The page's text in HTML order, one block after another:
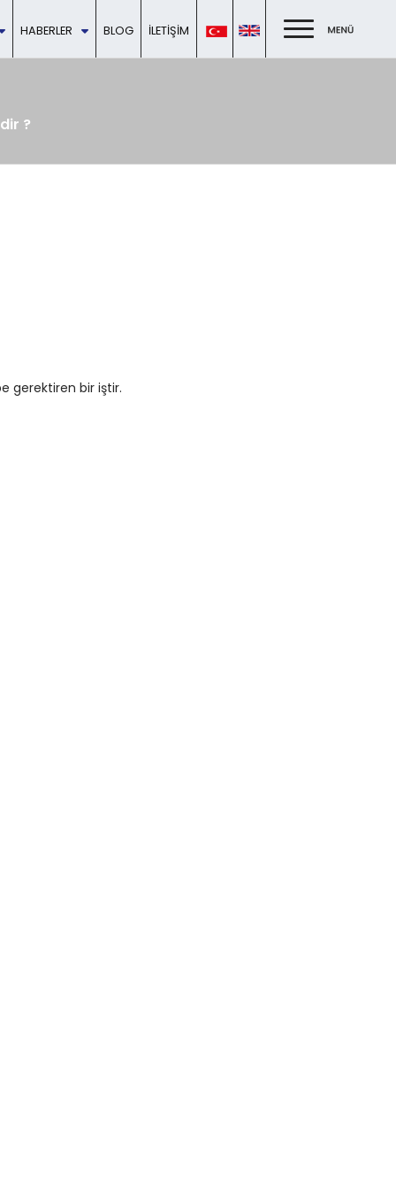
HABERLER BLOG İLETIŞIM
?
gerektiren bir iştir.